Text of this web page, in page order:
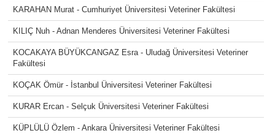
KARAHAN Murat - Cumhuriyet Üniversitesi Veteriner Fakültesi
KILIÇ Nuh - Adnan Menderes Üniversitesi Veteriner Fakültesi
KOCAKAYA BÜYÜKCANGAZ Esra - Uludağ Üniversitesi Veteriner
Fakültesi
KOÇAK Ömür - İstanbul Üniversitesi Veteriner Fakültesi
KURAR Ercan - Selçuk Üniversitesi Veteriner Fakültesi
KÜPLÜLÜ Özlem - Ankara Üniversitesi Veteriner Fakültesi